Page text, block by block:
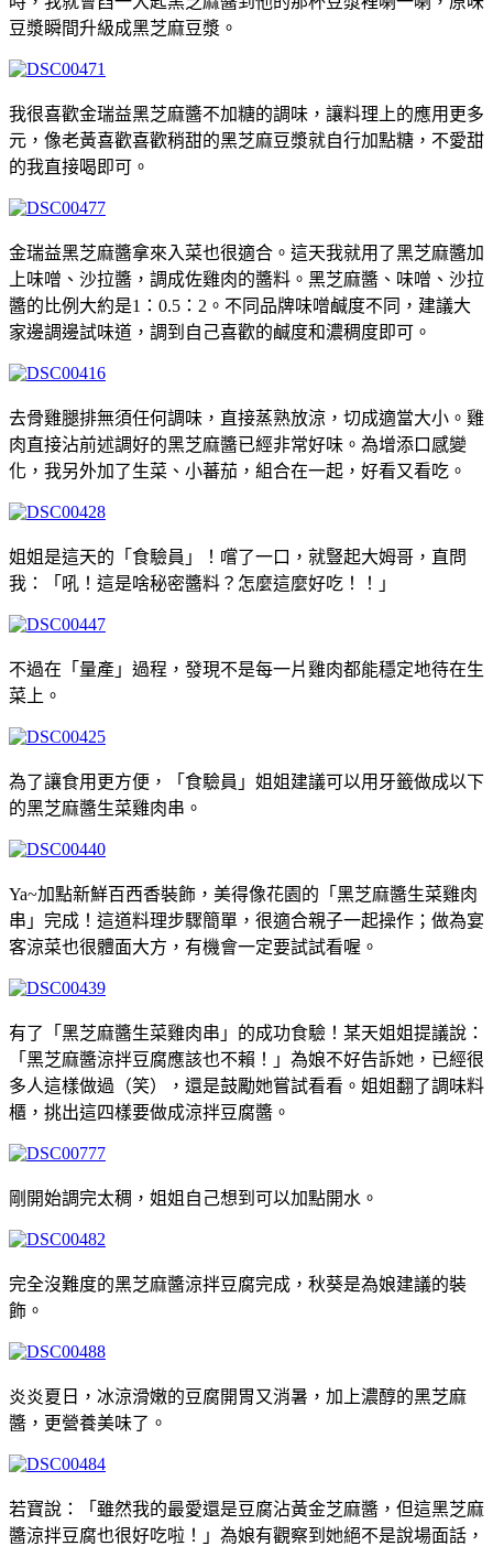
豆漿瞬間升級成黑芝麻豆漿。
我很喜歡金瑞益黑芝麻醬不加糖的調味，讓料理上的應用更多
元，像老黃喜歡喜歡稍甜的黑芝麻豆漿就自行加點糖，不愛甜
的我直接喝即可。
金瑞益黑芝麻醬拿來入菜也很適合。這天我就用了黑芝麻醬加
上味噌、沙拉醬，調成佐雞肉的醬料。黑芝麻醬、味噌、沙拉
醬的比例大約是1：0.5：2。不同品牌味噌鹹度不同，建議大
家邊調邊試味道，調到自己喜歡的鹹度和濃稠度即可。
去骨雞腿排無須任何調味，直接蒸熟放涼，切成適當大小。雞
肉直接沾前述調好的黑芝麻醬已經非常好味。為增添口感變
化，我另外加了生菜、小蕃茄，組合在一起，好看又看吃。
姐姐是這天的「食驗員」！嚐了一口，就豎起大姆哥，直問
我：「吼！這是啥秘密醬料？怎麼這麼好吃！！」
不過在「量產」過程，發現不是每一片雞肉都能穩定地待在生
菜上。
為了讓食用更方便，「食驗員」姐姐建議可以用牙籤做成以下
的黑芝麻醬生菜雞肉串。
Ya~加點新鮮百西香裝飾，美得像花園的「黑芝麻醬生菜雞肉
串」完成！這道料理步驟簡單，很適合親子一起操作；做為宴
客涼菜也很體面大方，有機會一定要試試看喔。
有了「黑芝麻醬生菜雞肉串」的成功食驗！某天姐姐提議說：
「黑芝麻醬涼拌豆腐應該也不賴！」為娘不好告訴她，已經很
多人這樣做過（笑），還是鼓勵她嘗試看看。姐姐翻了調味料
櫃，挑出這四樣要做成涼拌豆腐醬。
剛開始調完太稠，姐姐自己想到可以加點開水。
完全沒難度的黑芝麻醬涼拌豆腐完成，秋葵是為娘建議的裝
飾。
炎炎夏日，冰涼滑嫩的豆腐開胃又消暑，加上濃醇的黑芝麻
醬，更營養美味了。
若寶說：「雖然我的最愛還是豆腐沾黃金芝麻醬，但這黑芝麻
醬涼拌豆腐也很好吃啦！」為娘有觀察到她絕不是說場面話，